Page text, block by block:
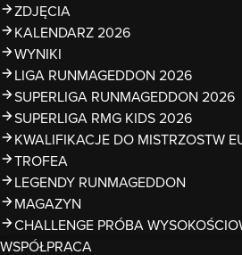
ZDJĘCIA
KALENDARZ 2026
WYNIKI
LIGA RUNMAGEDDON 2026
SUPERLIGA RUNMAGEDDON 2026
SUPERLIGA RMG KIDS 2026
KWALIFIKACJE DO MISTRZOSTW
TROFEA
LEGENDY RUNMAGEDDON
MAGAZYN
CHALLENGE PRÓBA
WSPÓŁPRACA